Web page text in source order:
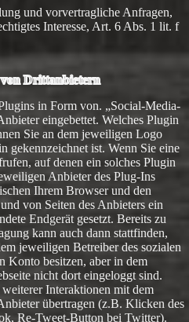
und vorvertragliche Anfragen,
Interesse, Art. 6 Abs. 1 lit. f
von Drittanbietern
in Form von. „Social-Media-
eingebettet. Welches Plugin
Sie an dem jeweiligen Logo
gekennzeichnet ist. Wenn Sie eine
auf denen ein solches Plugin
Anbieter des Plug-Ins
Ihrem Browser und den
von Seiten des Anbieters ein
Endgerät gesetzt. Bereits zu
kann auch dann stattfinden,
jeweiligen Betreiber des sozialen
Konto besitzen, aber in dem
nicht dort eingeloggt sind.
Interaktionen mit dem
übertragen (z.B. Klicken des
Re-Tweet-Button bei Twitter).